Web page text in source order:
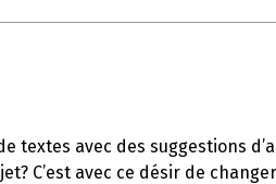
textes avec des suggestions
C’est avec ce désir de